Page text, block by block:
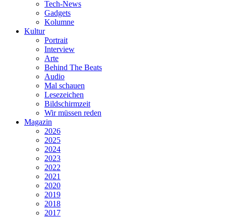
Tech-News
Gadgets
Kolumne
Kultur
Portrait
Interview
Arte
Behind The Beats
Audio
Mal schauen
Lesezeichen
Bildschirmzeit
Wir müssen reden
Magazin
2026
2025
2024
2023
2022
2021
2020
2019
2018
2017